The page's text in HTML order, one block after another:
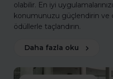
olabilir. En iyi
konumunuzu güçlendirin ve
ödüllerle taçlandırın.
Daha fazla oku